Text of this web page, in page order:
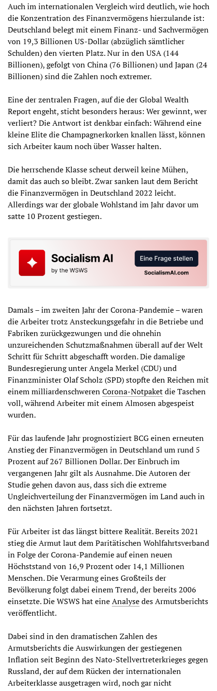
Auch im internationalen Vergleich wird deutlich, wie hoch
die Konzentration des Finanzvermögens hierzulande ist:
Deutschland belegt mit einem Finanz- und Sachvermögen
von 19,3 Billionen US-Dollar (abzüglich sämtlicher
Schulden) den vierten Platz. Nur in den USA (144
Billionen), gefolgt von China (76 Billionen) und Japan (24
Billionen) sind die Zahlen noch extremer.
Eine der zentralen Fragen, auf die der Global Wealth
Report engeht, sticht besonders heraus: Wer gewinnt, wer
verliert? Die Antwort ist denkbar einfach: Während eine
kleine Elite die Champagnerkorken knallen lässt, können
sich Arbeiter kaum noch über Wasser halten.
Die herrschende Klasse scheut derweil keine Mühen,
damit das auch so bleibt. Zwar sanken laut dem Bericht
die Finanzvermögen in Deutschland 2022 leicht.
Allerdings war der globale Wohlstand im Jahr davor um
satte 10 Prozent gestiegen.
Damals – im zweiten Jahr der Corona-Pandemie – waren
die Arbeiter trotz Ansteckungsgefahr in die Betriebe und
Fabriken zurückgezwungen und die ohnehin
unzureichenden Schutzmaßnahmen überall auf der Welt
Schritt für Schritt abgeschafft worden. Die damalige
Bundesregierung unter Angela Merkel (CDU) und
Finanzminister Olaf Scholz (SPD) stopfte den Reichen mit
einem milliardenschwerenCorona-Notpaketdie Taschen
voll, während Arbeiter mit einem Almosen abgespeist
wurden.
Für das laufende Jahr prognostiziert BCG einen erneuten
Anstieg der Finanzvermögen in Deutschland um rund 5
Prozent auf 267 Billionen Dollar. Der Einbruch im
vergangenen Jahr gilt als Ausnahme. Die Autoren der
Studie gehen davon aus, dass sich die extreme
Ungleichverteilung der Finanzvermögen im Land auch in
den nächsten Jahren fortsetzt.
Für Arbeiter ist das längst bittere Realität. Bereits 2021
stieg die Armut laut dem Paritätischen Wohlfahrtsverband
in Folge der Corona-Pandemie auf einen neuen
Höchststand von 16,9 Prozent oder 14,1 Millionen
Menschen. Die Verarmung eines Großteils der
Bevölkerung folgt dabei einem Trend, der bereits 2006
einsetzte. Die WSWS hat eineAnalysedes Armutsberichts
veröffentlicht.
Dabei sind in den dramatischen Zahlen des
Armutsberichts die Auswirkungen der gestiegenen
Inflation seit Beginn des Nato-Stellvertreterkrieges gegen
Russland, der auf dem Rücken der internationalen
Arbeiterklasse ausgetragen wird, noch gar nicht